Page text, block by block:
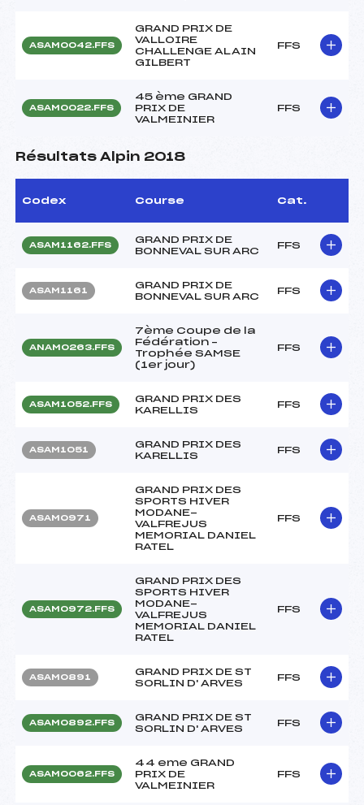
ASAM0042.FFS
GRAND PRIX DE
VALLOIRE
CHALLENGE ALAIN
GILBERT
FFS
ASAM0022.FFS
45 ème GRAND
PRIX DE
VALMEINIER
FFS
Résultats Alpin 2018
Codex Course Cat.
ASAM1162.FFS
GRAND PRIX DE
BONNEVAL SUR ARC
FFS
ASAM1161
GRAND PRIX DE
BONNEVAL SUR ARC
FFS
ANAM0263.FFS
7ème Coupe de la
Fédération –
Trophée SAMSE
(1er jour)
FFS
ASAM1052.FFS
GRAND PRIX DES
KARELLIS
FFS
ASAM1051
GRAND PRIX DES
KARELLIS
FFS
ASAM0971
GRAND PRIX DES
SPORTS HIVER
MODANE-
VALFREJUS
MEMORIAL DANIEL
RATEL
FFS
ASAM0972.FFS
GRAND PRIX DES
SPORTS HIVER
MODANE-
VALFREJUS
MEMORIAL DANIEL
RATEL
FFS
ASAM0891
GRAND PRIX DE ST
SORLIN D' ARVES
FFS
ASAM0892.FFS
GRAND PRIX DE ST
SORLIN D' ARVES
FFS
ASAM0062.FFS
44 eme GRAND
PRIX DE
VALMEINIER
FFS